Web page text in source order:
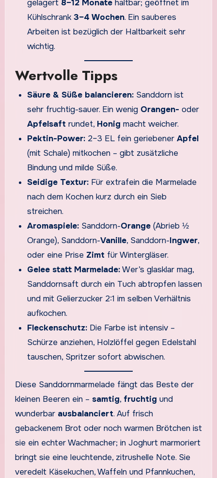
gelagert 8–12 Monate haltbar; geöffnet im
Kühlschrank3–4 Wochen. Ein sauberes
Arbeiten ist bezüglich der Haltbarkeit sehr
wichtig.
Wertvolle Tipps
Säure & Süße balancieren: Sanddorn ist
sehr fruchtig-sauer. Ein wenig Orangen- oder
Apfelsaft rundet, Honig macht weicher.
Pektin-Power: 2–3 EL fein geriebenerApfel
(mit Schale) mitkochen – gibt zusätzliche
Bindung und milde Süße.
Seidige Textur: Für extrafein die Marmelade
nach dem Kochen kurz durch ein Sieb
streichen.
Aromaspiele: Sanddorn-Orange (Abrieb ½
Orange), Sanddorn-Vanille, Sanddorn-Ingwer,
oder eine Prise Zimt für Wintergläser.
Gelee statt Marmelade:Wer’s glasklar mag,
Sanddornsaft durch ein Tuch abtropfen lassen
und mit Gelierzucker 2:1 im selben Verhältnis
aufkochen.
Fleckenschutz: Die Farbe ist intensiv –
Schürze anziehen, Holzlöffel gegen Edelstahl
tauschen, Spritzer sofort abwischen.
Diese Sanddornmarmelade fängt das Beste der
kleinen Beeren ein – samtig, fruchtig und
wunderbar ausbalanciert. Auf frisch
gebackenem Brot oder noch warmen Brötchen ist
sie ein echter Wachmacher; in Joghurt marmoriert
bringt sie eine leuchtende, zitrushelle Note. Sie
veredelt Käsekuchen, Waffeln und Pfannkuchen,